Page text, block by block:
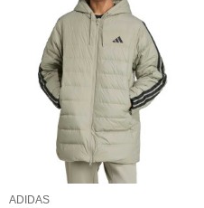
ADIDAS